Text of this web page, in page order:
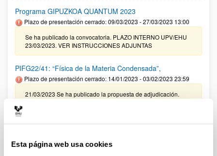
Esta página web usa cookies
Programa GIPUZKOA QUANTUM 2023
Plazo de presentación cerrado: 09/03/2023 - 27/03/2023 13:00
Se ha publicado la convocatoria. PLAZO INTERNO UPV/EHU
23/03/2023. VER INSTRUCCIONES ADJUNTAS
PIFG22/41: “Física de la Materia Condensada”,
Plazo de presentación cerrado: 14/01/2023 - 03/02/2023 23:59
21/03/2023 Se ha publicado la propuesta de adjudicación.
Convocatoria para la obtención del certificado R3
Se ha publicado la convocatoria. El plazo de presentación de
las solicitudes finaliza 13 de abril de 2023 a las 14:00 horas.